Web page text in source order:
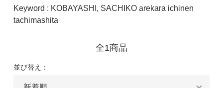
Keyword : KOBAYASHI, SACHIKO arekara ichinen
tachimashita
全1商品
並び替え：